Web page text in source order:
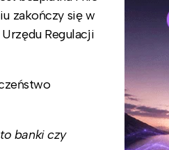
zakończy się w
Regulacji
banki czy